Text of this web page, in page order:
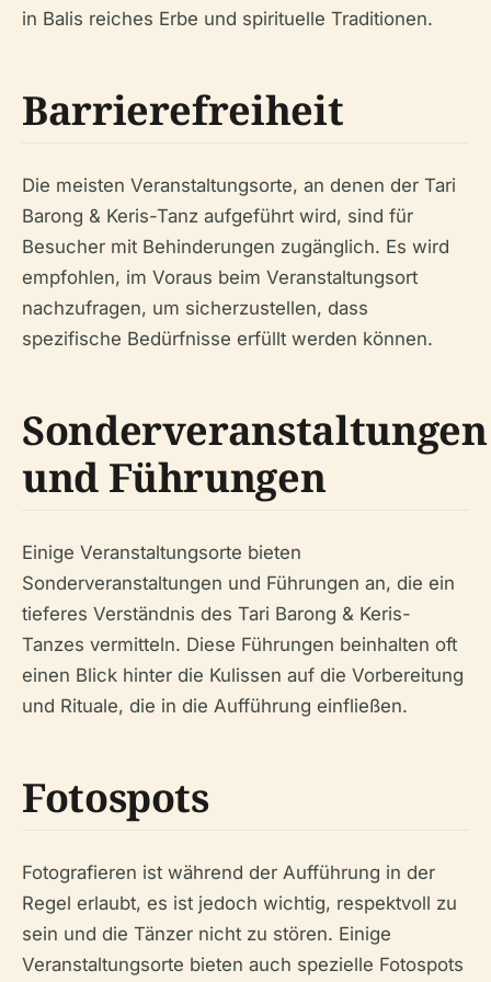
in Balis reiches Erbe und spirituelle Traditionen.
Barrierefreiheit
Die meisten Veranstaltungsorte, an denen der Tari
Barong & Keris-Tanz aufgeführt wird, sind für
Besucher mit Behinderungen zugänglich. Es wird
empfohlen, im Voraus beim Veranstaltungsort
nachzufragen, um sicherzustellen, dass
spezifische Bedürfnisse erfüllt werden können.
Sonderveranstaltungen
und Führungen
Einige Veranstaltungsorte bieten
Sonderveranstaltungen und Führungen an, die ein
tieferes Verständnis des Tari Barong & Keris-
Tanzes vermitteln. Diese Führungen beinhalten oft
einen Blick hinter die Kulissen auf die Vorbereitung
und Rituale, die in die Aufführung einfließen.
Fotospots
Fotografieren ist während der Aufführung in der
Regel erlaubt, es ist jedoch wichtig, respektvoll zu
sein und die Tänzer nicht zu stören. Einige
Veranstaltungsorte bieten auch spezielle Fotospots